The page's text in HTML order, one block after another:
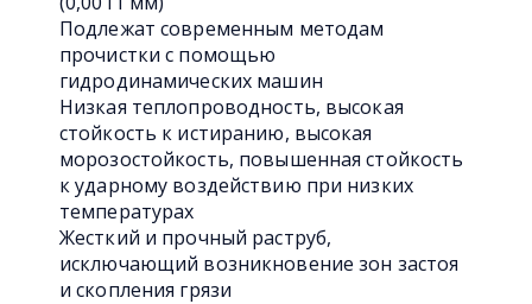
Подлежат современным методам
прочистки с помощью
гидродинамических машин
Низкая теплопроводность, высокая
стойкость к истиранию, высокая
морозостойкость, повышенная стойкость
к ударному воздействию при низких
температурах
Жесткий и прочный раструб,
исключающий возникновение зон застоя
и скопления грязи